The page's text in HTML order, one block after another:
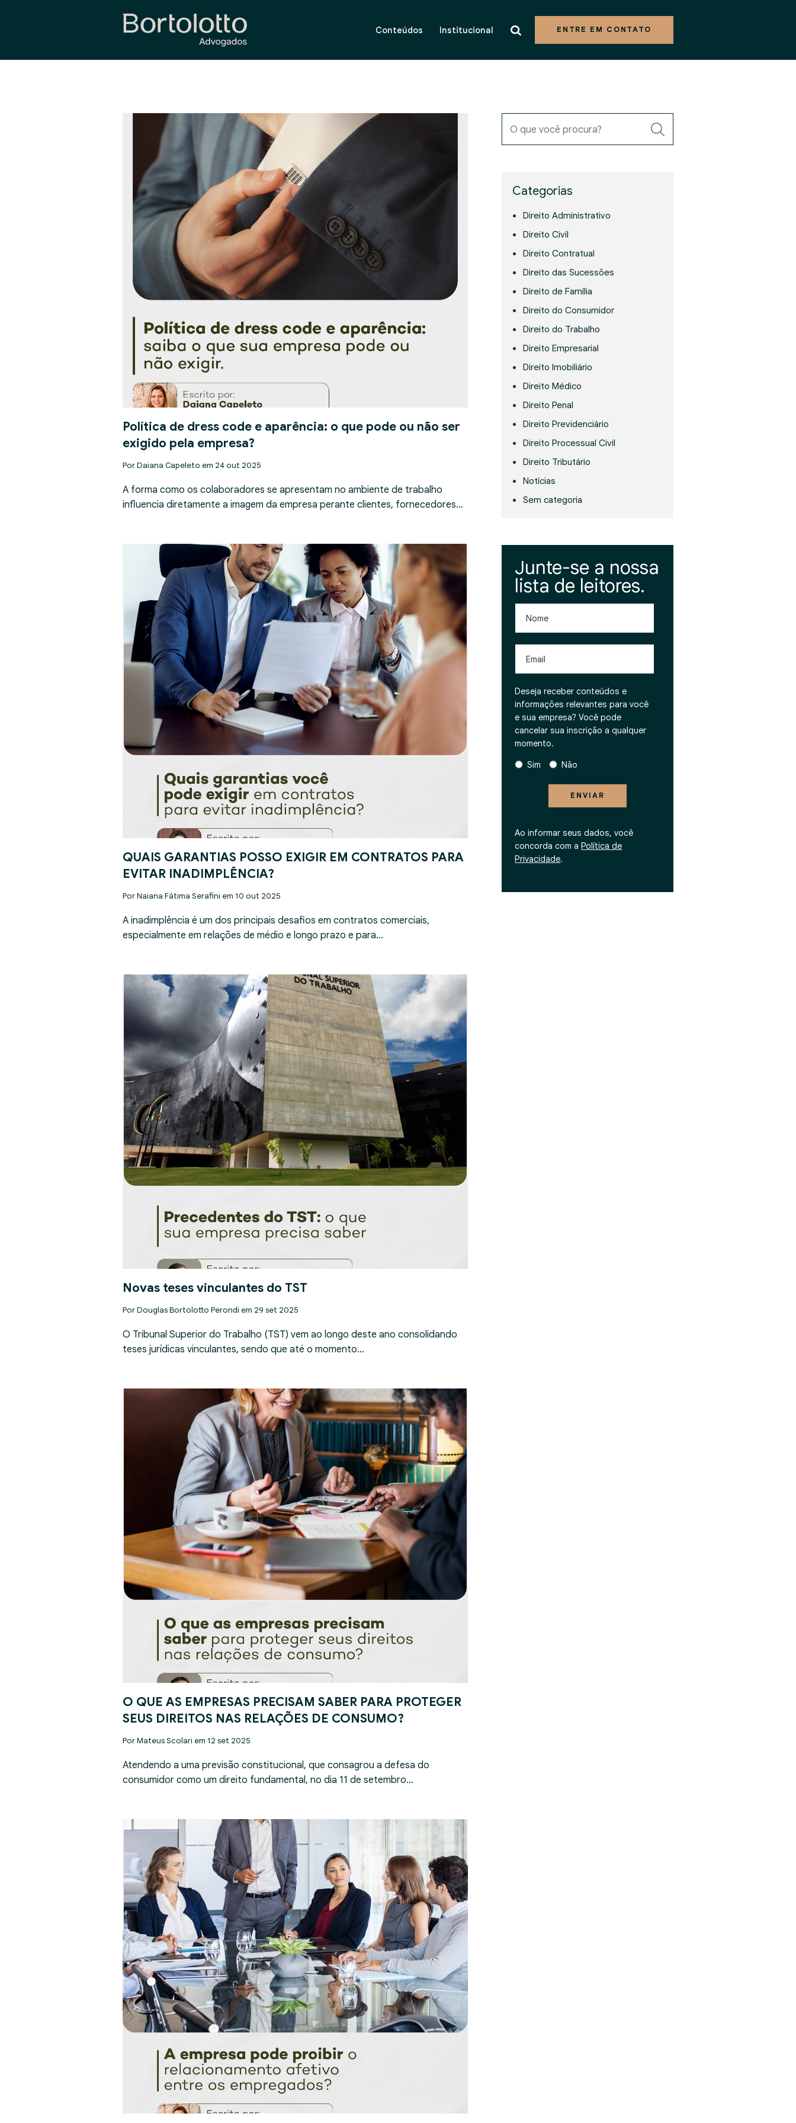
Conteúdos Institucional ENTRE EM CONTATO
Política de dress code e aparência: o que pode ou não ser
exigido pela empresa?
Por Daiana Capeleto em 24 out 2025
A forma como os colaboradores se apresentam no ambiente de trabalho
influencia diretamente a imagem da empresa perante clientes, fornecedores…
QUAIS GARANTIAS POSSO EXIGIR EM CONTRATOS PARA
EVITAR INADIMPLÊNCIA?
Por Naiana Fátima Serafini em 10 out 2025
A inadimplência é um dos principais desafios em contratos comerciais,
especialmente em relações de médio e longo prazo e para…
Novas teses vinculantes do TST
Por Douglas Bortolotto Perondi em 29 set 2025
O Tribunal Superior do Trabalho (TST) vem ao longo deste ano consolidando
teses jurídicas vinculantes, sendo que até o momento…
O QUE AS EMPRESAS PRECISAM SABER PARA PROTEGER
SEUS DIREITOS NAS RELAÇÕES DE CONSUMO?
Por Mateus Scolari em 12 set 2025
Atendendo a uma previsão constitucional, que consagrou a defesa do
consumidor como um direito fundamental, no dia 11 de setembro…
Categorias
Direito Administrativo
Direito Civil
Direito Contratual
Direito das Sucessões
Direito de Família
Direito do Consumidor
Direito do Trabalho
Direito Empresarial
Direito Imobiliário
Direito Médico
Direito Penal
Direito Previdenciário
Direito Processual Civil
Direito Tributário
Notícias
Sem categoria
Junte-se a nossa
lista de leitores.
Deseja receber conteúdos e
informações relevantes para você
e sua empresa? Você pode
cancelar sua inscrição a qualquer
momento.
Sim
Não
ENVIAR
Ao informar seus dados, você
concorda com aPolítica de
Privacidade.